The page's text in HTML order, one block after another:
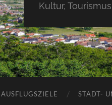
Kultur,
AUSFLUGSZIELE STADT-